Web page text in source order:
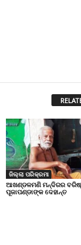
ଜିଲ୍ଲା ପରିକ୍ରମା
ଆଖଣ୍ଡଳମଣି ମନ୍ଦିରର
ପୂଜାପଣ୍ଡାଙ୍କ ଦେହାନ୍ତ